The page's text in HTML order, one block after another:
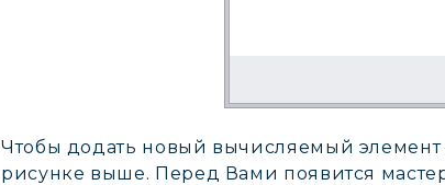
Чтобы додать новый вычисляемый
рисунке выше. Перед Вами появится